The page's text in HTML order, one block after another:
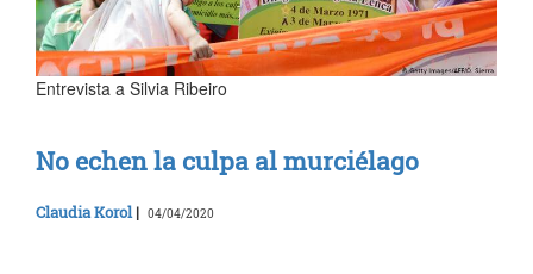
Entrevista a Silvia Ribeiro
No echen la culpa al murciélago
Claudia Korol | 04/04/2020